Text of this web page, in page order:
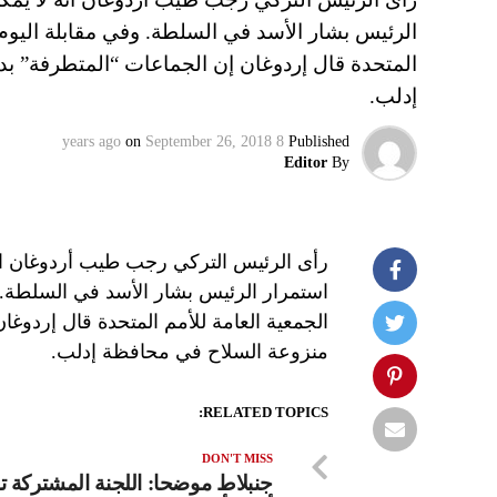
الرئيس بشار الأسد في السلطة. وفي مقابلة
المتحدة قال إردوغان إن الجماعات
إدلب.
Published
8 years ago
on September 26, 2018
By
Editor
رأى الرئيس التركي رجب طيب أردوغان
استمرار الرئيس بشار الأسد في
الجمعية العامة للأمم المتحدة قال
منزوعة السلاح في محافظة إدلب.
RELATED TOPICS:
DON'T MISS
جنبلاط موضحا: اللجنة المشتركة